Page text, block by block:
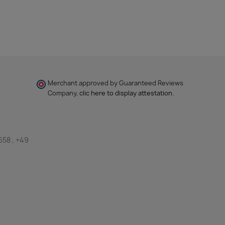
, +49
Merchant approved by Guaranteed Reviews
Company, clic here to display attestation.